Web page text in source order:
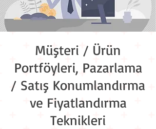
Müşteri / Ürün
Portföyleri, Pazarlama
/ Satış Konumlandırma
ve Fiyatlandırma
Teknikleri